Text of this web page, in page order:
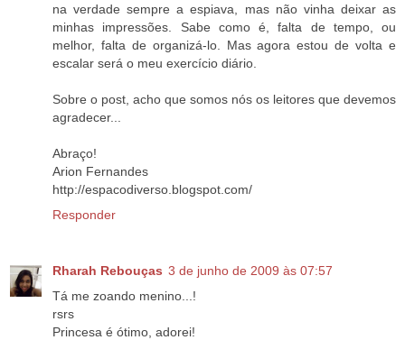
na verdade sempre a espiava, mas não vinha deixar as
minhas impressões. Sabe como é, falta de tempo, ou
melhor, falta de organizá-lo. Mas agora estou de volta e
escalar será o meu exercício diário.
Sobre o post, acho que somos nós os leitores que devemos
agradecer...
Abraço!
Arion Fernandes
http://espacodiverso.blogspot.com/
Responder
Rharah Rebouças 3 de junho de 2009 às 07:57
Tá me zoando menino...!
rsrs
Princesa é ótimo, adorei!